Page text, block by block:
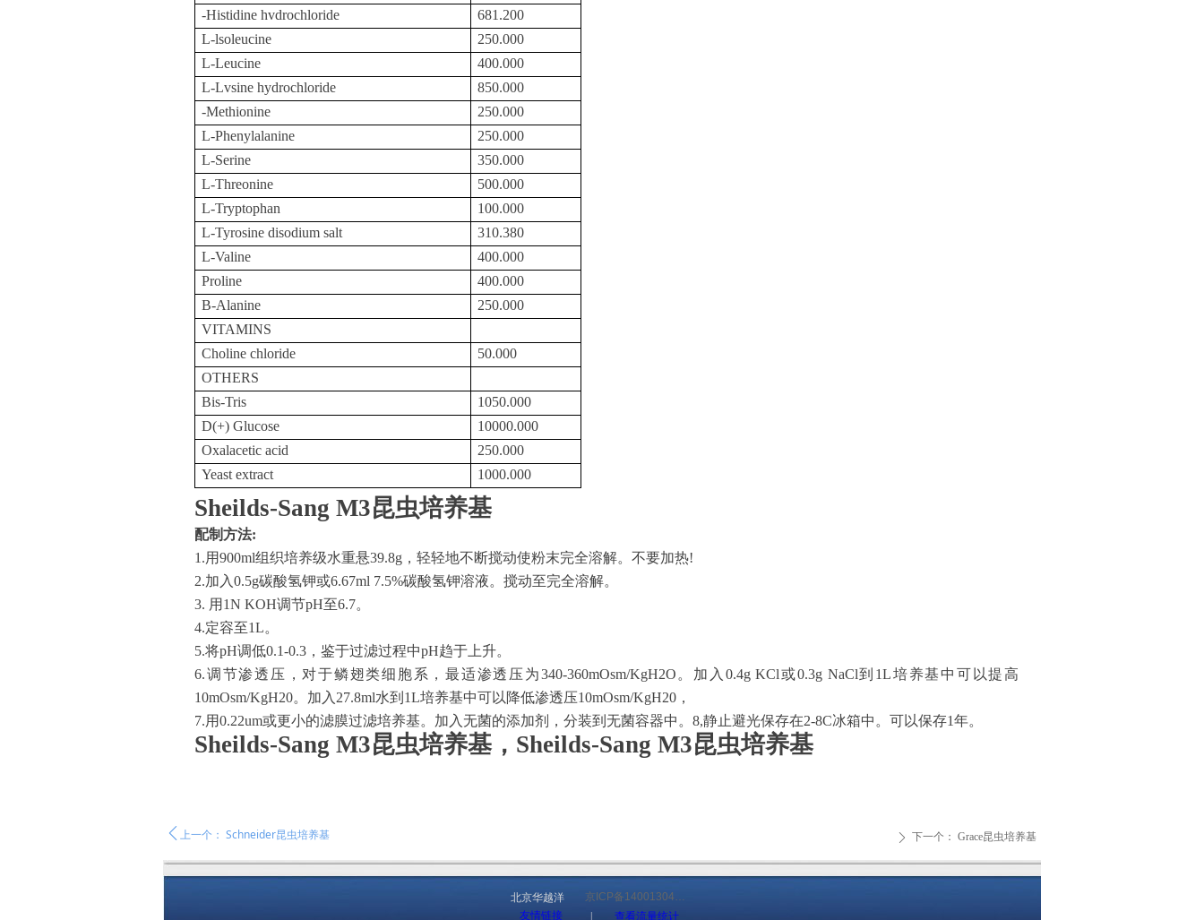
ꄴ 上一个： Schneider昆虫培养基 ꄲ 下一个： Grace昆虫培养基
-Histidine hvdrochloride
681.200
L-lsoleucine
250.000
L-Leucine
400.000
L-Lvsine hydrochloride
850.000
-Methionine
250.000
L-Phenylalanine
250.000
L-Serine
350.000
L-Threonine
500.000
L-Tryptophan
100.000
L-Tyrosine disodium salt
310.380
L-Valine
400.000
Proline
400.000
B-Alanine
250.000
VITAMINS
Choline chloride
50.000
OTHERS
Bis-Tris
1050.000
D(+) Glucose
10000.000
Oxalacetic acid
250.000
Yeast extract
1000.000
Sheilds-Sang M3昆虫培养基
配制方法:
1.用900ml组织培养级水重悬39.8g，轻轻地不断搅动使粉末完全溶解。不要加热!
2.加入0.5g碳酸氢钾或6.67ml 7.5%碳酸氢钾溶液。搅动至完全溶解。
3. 用1N KOH调节pH至6.7。
4.定容至1L。
5.将pH调低0.1-0.3，鉴于过滤过程中pH趋于上升。
6.调节渗透压，对于鳞翅类细胞系，最适渗透压为340-360mOsm/KgH2O。加入0.4g KCl或0.3g NaCl到1L培养基中可以提高
10mOsm/KgH20。加入27.8ml水到1L培养基中可以降低渗透压10mOsm/KgH20，
7.用0.22um或更小的滤膜过滤培养基。加入无菌的添加剂，分装到无菌容器中。8,静止避光保存在2-8C冰箱中。可以保存1年。
Sheilds-Sang M3昆虫培养基，Sheilds-Sang M3昆虫培养基
北京华越洋
京ICP备14001304号-1
查看流量统计
友情链接